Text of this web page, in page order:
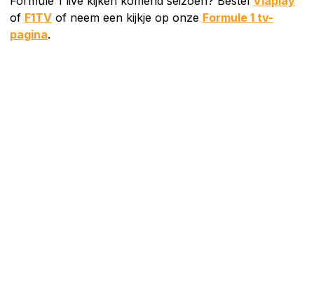
of F1TV of neem een kijkje op onze Formule 1 tv-
pagina.